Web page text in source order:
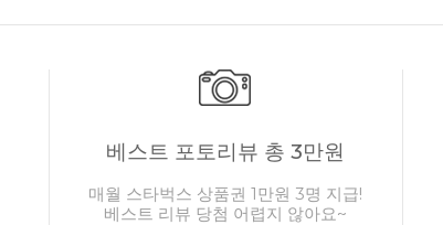
베스트 포토리뷰 총 3만원
매월 스타벅스 상품권 1만원 3명 지급!
베스트 리뷰 당첨 어렵지 않아요~